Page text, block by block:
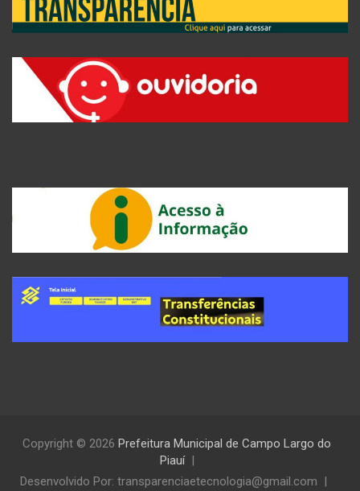
Copyright © 2026 Prefeitura Municipal de Campo Largo do
Piauí
Desenvolvido Por: transparenciaetecnologia@gmail.com